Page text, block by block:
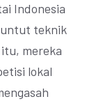
Indonesia
teknik
mereka
lokal